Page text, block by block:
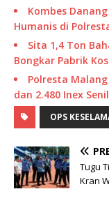
Kombes
Humanis di
Sita 1,4 Ton
Bongkar Pabrik
Polresta
dan 2.480 Inex
OPS
Tugu
Kran